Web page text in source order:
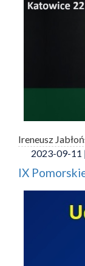
Ireneusz
2023-09-11
IX